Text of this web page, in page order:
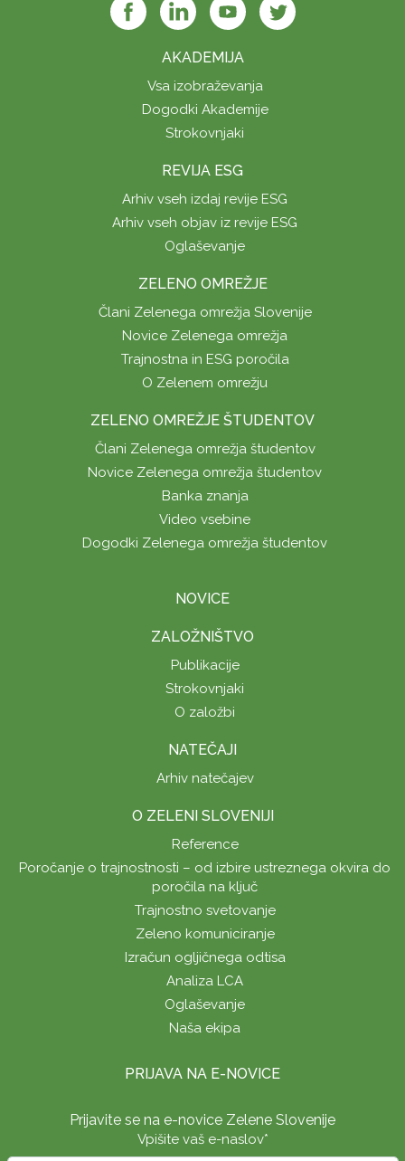
AKADEMIJA
Vsa izobraževanja
Dogodki Akademije
Strokovnjaki
REVIJA ESG
Arhiv vseh izdaj revije ESG
Arhiv vseh objav iz revije ESG
Oglaševanje
ZELENO OMREŽJE
Člani Zelenega omrežja Slovenije
Novice Zelenega omrežja
Trajnostna in ESG poročila
O Zelenem omrežju
ZELENO OMREŽJE ŠTUDENTOV
Člani Zelenega omrežja študentov
Novice Zelenega omrežja študentov
Banka znanja
Video vsebine
Dogodki Zelenega omrežja študentov
NOVICE
ZALOŽNIŠTVO
Publikacije
Strokovnjaki
O založbi
NATEČAJI
Arhiv natečajev
O ZELENI SLOVENIJI
Reference
Poročanje o trajnostnosti – od izbire ustreznega okvira do
poročila na ključ
Trajnostno svetovanje
Zeleno komuniciranje
Izračun ogljičnega odtisa
Analiza LCA
Oglaševanje
Naša ekipa
PRIJAVA NA E-NOVICE
Prijavite se na e-novice Zelene Slovenije
Vpišite vaš e-naslov*